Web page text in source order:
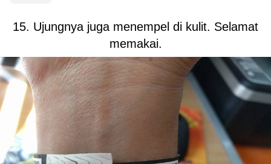
15. Ujungnya juga menempel di kulit. Selamat
memakai.